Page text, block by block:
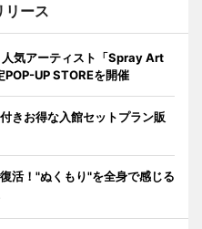
リース
気アーティスト「Spray Art
UP STOREを開催
きお得な入館セットプラン販
活！"ぬくもり"を全身で感じる